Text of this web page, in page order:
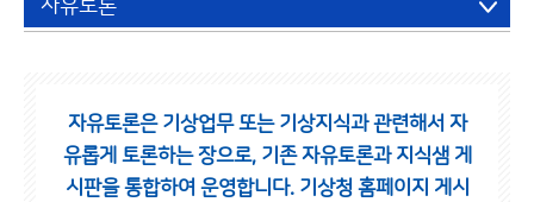
자유토론
자유토론은 기상업무 또는 기상지식과 관련해서 자
유롭게 토론하는 장으로, 기존 자유토론과 지식샘 게
시판을 통합하여 운영합니다. 기상청 홈페이지 게시